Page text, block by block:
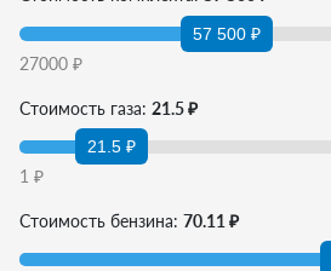
57 500 ₽
27000 ₽
Стоимость газа: 21.5 ₽
21.5 ₽
1 ₽
Стоимость бензина: 70.11 ₽